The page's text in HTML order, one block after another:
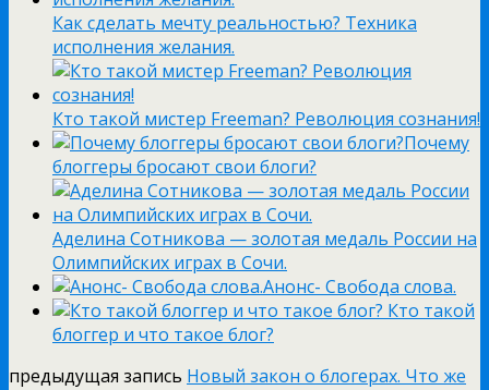
Как сделать мечту реальностью? Техника
исполнения желания.
Кто такой мистер Freeman? Революция сознания!
Почему
блоггеры бросают свои блоги?
Аделина Сотникова — золотая медаль России на
Олимпийских играх в Сочи.
Анонс- Свобода слова.
Кто такой
блоггер и что такое блог?
предыдущая запись Новый закон о блогерах. Что же